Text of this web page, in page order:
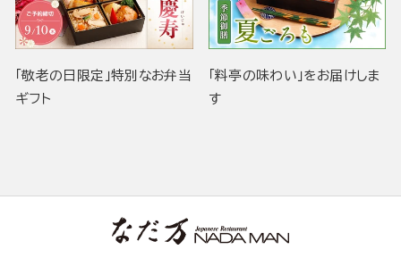
「敬老の日限定」特別なお弁当
ギフト
「料亭の味わい」をお届けしま
す